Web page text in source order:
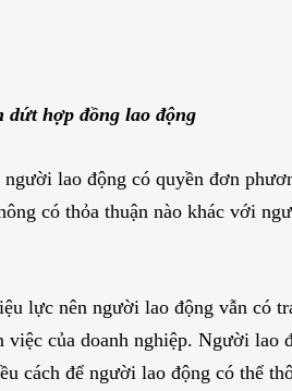
dứt hợp đồng lao động
lao động có quyền đơn
có thỏa thuận nào khác với
lực nên người lao động vẫn có
của doanh nghiệp. Người lao
cách để người lao động có thể